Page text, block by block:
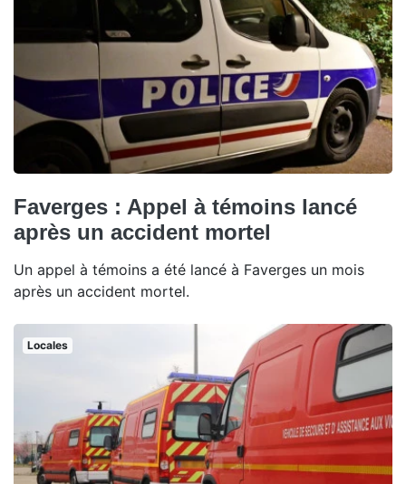
Faverges : Appel à témoins lancé
après un accident mortel
Un appel à témoins a été lancé à Faverges un mois
après un accident mortel.
Locales